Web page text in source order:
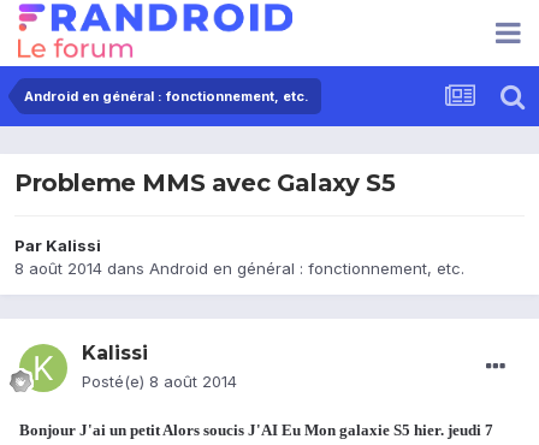
Android en général : fonctionnement, etc.
Probleme MMS avec Galaxy S5
Par Kalissi
8 août 2014 dans Android en général : fonctionnement, etc.
Kalissi
Posté(e) 8 août 2014
Bonjour J'ai un petit Alors soucis J'AI Eu Mon galaxie S5 hier. jeudi 7